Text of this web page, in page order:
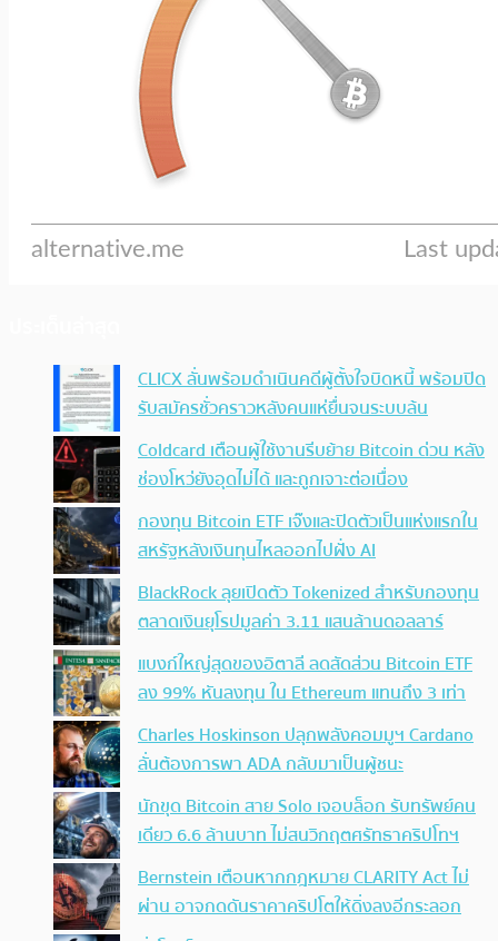
CLICX ลั่นพร้อมดำเนินคดีผู้ตั้งใจบิดหนี้ พร้อมปิด
รับสมัครชั่วคราวหลังคนแห่ยื่นจนระบบล้น
Coldcard เตือนผู้ใช้งานรีบย้าย Bitcoin ด่วน หลัง
ช่องโหว่ยังอุดไม่ได้ และถูกเจาะต่อเนื่อง
กองทุน Bitcoin ETF เจ๊งและปิดตัวเป็นแห่งแรกใน
สหรัฐหลังเงินทุนไหลออกไปฝั่ง AI
BlackRock ลุยเปิดตัว Tokenized สำหรับกองทุน
ตลาดเงินยุโรปมูลค่า 3.11 แสนล้านดอลลาร์
แบงก์ใหญ่สุดของอิตาลี ลดสัดส่วน Bitcoin ETF
ลง 99% หันลงทุน ใน Ethereum แทนถึง 3 เท่า
Charles Hoskinson ปลุกพลังคอมมูฯ Cardano
ลั่นต้องการพา ADA กลับมาเป็นผู้ชนะ
นักขุด Bitcoin สาย Solo เจอบล็อก รับทรัพย์คน
เดียว 6.6 ล้านบาท ไม่สนวิกฤตศรัทธาคริปโทฯ
Bernstein เตือนหากกฎหมาย CLARITY Act ไม่
ผ่าน อาจกดดันราคาคริปโตให้ดิ่งลงอีกระลอก